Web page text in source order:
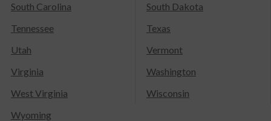
South Carolina
South Dakota
Tennessee
Texas
Utah
Vermont
Virginia
Washington
West Virginia
Wisconsin
Wyoming